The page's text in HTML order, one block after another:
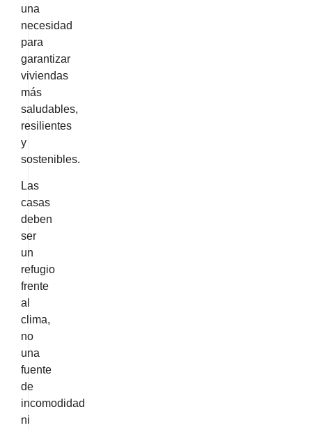
una
necesidad
para
garantizar
viviendas
más
saludables,
resilientes
y
sostenibles.
Las
casas
deben
ser
un
refugio
frente
al
clima,
no
una
fuente
de
incomodidad
ni